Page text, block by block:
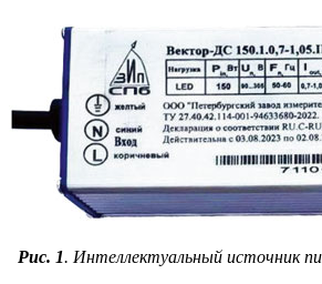
Рис. 1. Интеллектуальный источник